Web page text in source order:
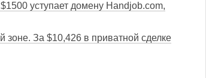
уступает домену Handjob.com,
зоне. За $10,426 в приватной сделке